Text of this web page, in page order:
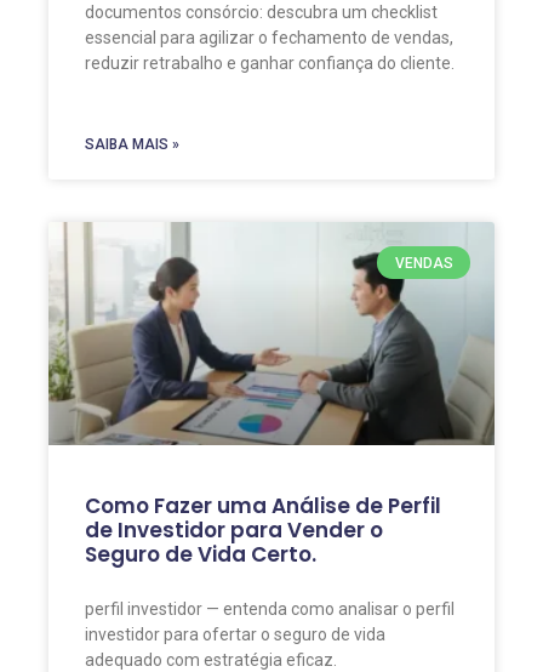
documentos consórcio: descubra um checklist
essencial para agilizar o fechamento de vendas,
reduzir retrabalho e ganhar confiança do cliente.
SAIBA MAIS »
VENDAS
Como Fazer uma Análise de Perfil
de Investidor para Vender o
Seguro de Vida Certo.
perfil investidor — entenda como analisar o perfil
investidor para ofertar o seguro de vida
adequado com estratégia eficaz.